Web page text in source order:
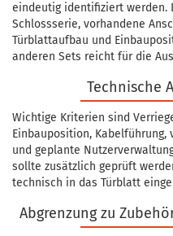
eindeutig identifiziert werden.
Schlossserie, vorhandene
Türblattaufbau und
anderen Sets reicht für die
Technische
Wichtige Kriterien sind
Einbauposition, Kabelführung,
und geplante
sollte zusätzlich geprüft
technisch in das Türblatt
Abgrenzung zu